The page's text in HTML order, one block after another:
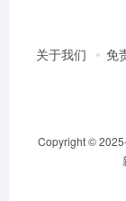
关于我们 免
Copyright ©